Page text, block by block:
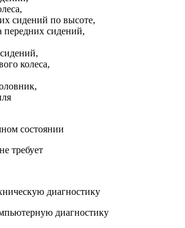
,
сидений по высоте,
передних сидений,
,
колеса,
,
состоянии
требует
диагностику
диагностику